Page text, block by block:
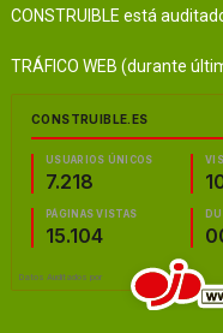
CONSTRUIBLE está
TRÁFICO WEB (durante